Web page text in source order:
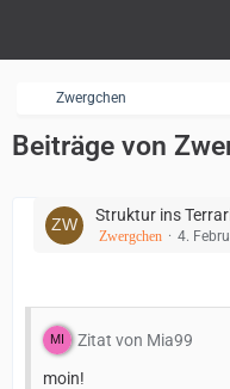
Zwergchen
Beiträge von
Struktur ins
Zwergchen 4.
Zitat von Mia99
moin!